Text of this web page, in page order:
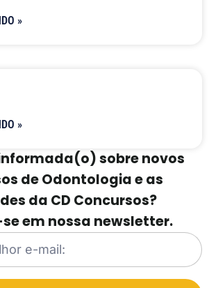
»
»
sobre novos
de Odontologia e as
da CD Concursos?
em nossa newsletter.